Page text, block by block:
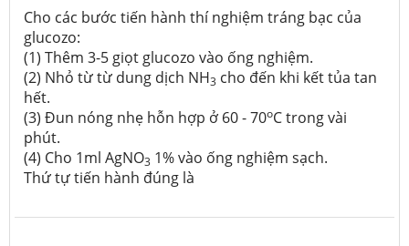
Cho các bước tiến hành thí nghiệm tráng bạc của
glucozo:
(1) Thêm 3-5 giọt glucozo vào ống nghiệm.
(2) Nhỏ từ từ dung dịch NH3 cho đến khi kết tủa tan
hết.
(3) Đun nóng nhẹ hỗn hợp ở 60 - 70oC trong vài
phút.
(4) Cho 1ml AgNO3 1% vào ống nghiệm sạch.
Thứ tự tiến hành đúng là